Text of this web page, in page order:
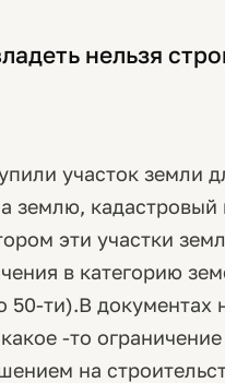
нельзя
участок
землю,
эти участки
в категорию
50-ти).В
-то
на